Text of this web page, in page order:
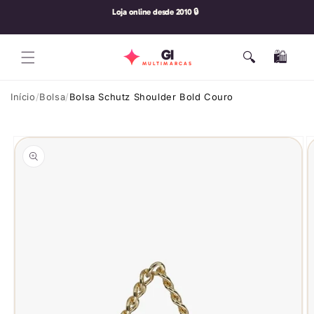
Loja online desde 2010 🔒
GI
MULTIMARCAS 🔍 🛍️
Carrinho
Início Bolsa Bolsa Schutz Shoulder Bold Couro
as
informações